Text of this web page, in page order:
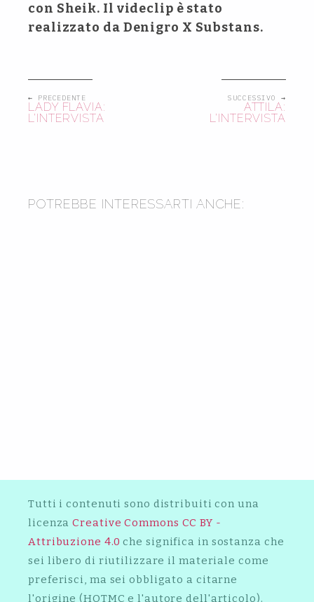
con Sheik. Il videclip è stato
realizzato da Denigro X Substans.
← PRECEDENTE
LADY FLAVIA:
L’INTERVISTA
SUCCESSIVO →
ATTILA:
L’INTERVISTA
POTREBBE INTERESSARTI ANCHE:
2015
2019
Tutti i contenuti sono distribuiti con una
licenzaCreative Commons CC BY -
Attribuzione 4.0 che significa in sostanza che
sei libero di riutilizzare il materiale come
preferisci, ma sei obbligato a citarne
l'origine (HOTMC e l'autore dell'articolo).